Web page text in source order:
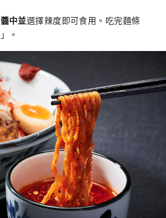
中並選擇辣度即可食用。吃完麵條
」。